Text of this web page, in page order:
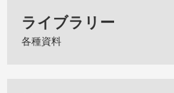
ライブラリー
各種資料